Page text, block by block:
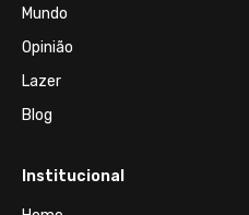
Mundo
Opinião
Lazer
Blog
Institucional